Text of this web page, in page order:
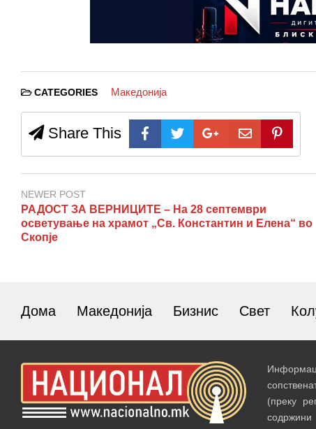
CATEGORIES Македонија
Share This
NEWER POST
РАДОСТ ЗА ВЕРНИЦИТЕ – На 28 септември
осветување на храмот „Св. Константин и Елена“ во
Скопје
Дома Македонија Бизнис Свет
(преку